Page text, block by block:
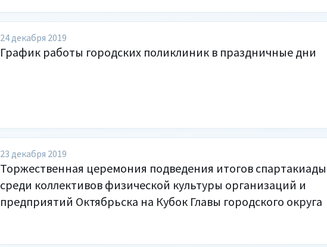
24 декабря 2019
График работы городских поликлиник в праздничные дни
23 декабря 2019
Торжественная церемония подведения итогов спартакиады
среди коллективов физической культуры организаций и
предприятий Октябрьска на Кубок Главы городского округа